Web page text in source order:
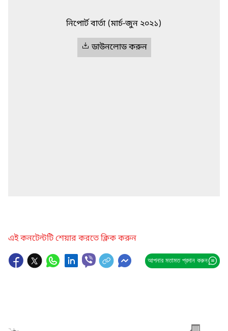
নিপোর্ট বার্তা (মার্চ-জুন ২০২১)
ডাউনলোড করুন
এই কনটেন্টটি শেয়ার করতে ক্লিক করুন
আপনার মতামত প্রদান করুন